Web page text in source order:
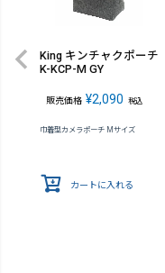
King キンチャクポーチ
K-KCP-M GY
販売価格 ¥2,090 税込
巾着型カメラポーチ Mサイズ
カートに入れる